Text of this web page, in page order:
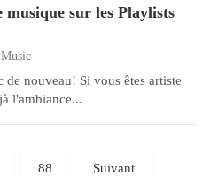
sur les Playlists
nouveau! Si vous êtes artiste
l'ambiance...
88 Suivant